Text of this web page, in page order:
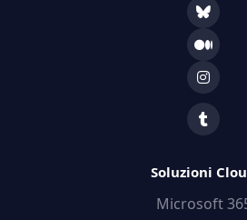
Soluzioni
Microsoft